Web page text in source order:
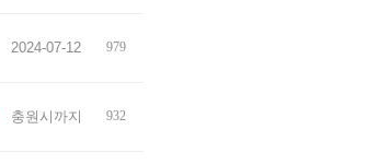
2024-07-12 979
충원시까지 932